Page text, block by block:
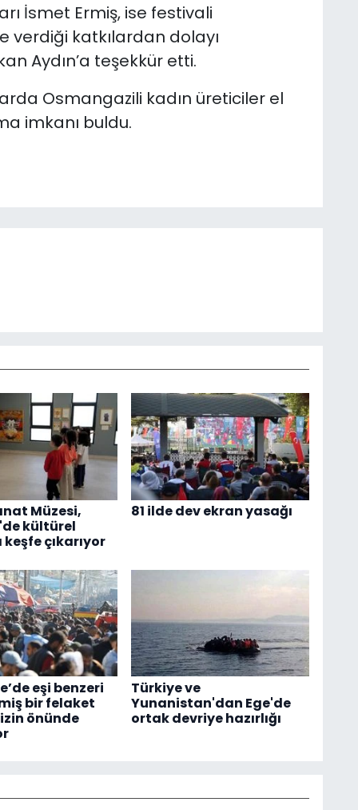
İsmet Ermiş, ise festivali
verdiği katkılardan dolayı
Aydın’a teşekkür etti.
Osmangazili kadın üreticiler el
imkanı buldu.
Müzesi,
kültürel
çıkarıyor
81 ilde dev ekran yasağı
eşi benzeri
bir felaket
önünde
Türkiye ve
Yunanistan'dan Ege'de
ortak devriye hazırlığı